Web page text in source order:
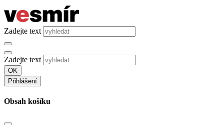
Zadejte text
Zadejte text
OK
Přihlášení
Obsah košíku